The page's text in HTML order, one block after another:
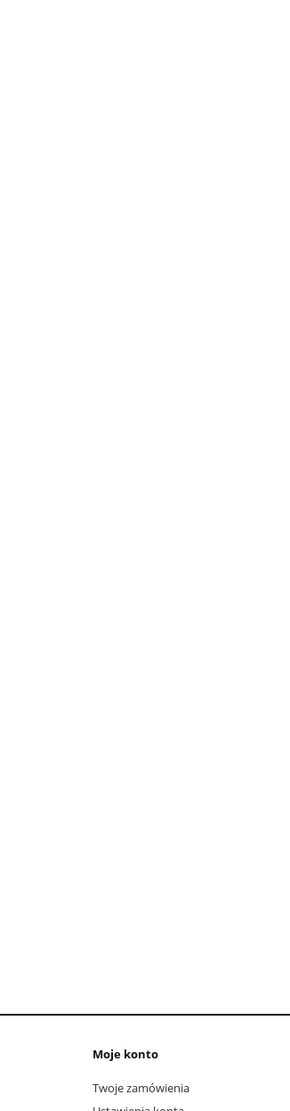
Moje konto
Twoje zamówienia